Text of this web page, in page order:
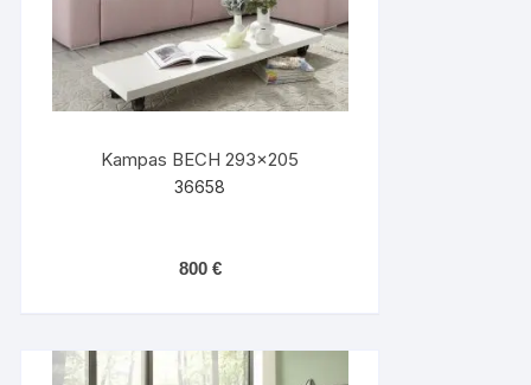
Kampas BECH 293×205
36658
800 €